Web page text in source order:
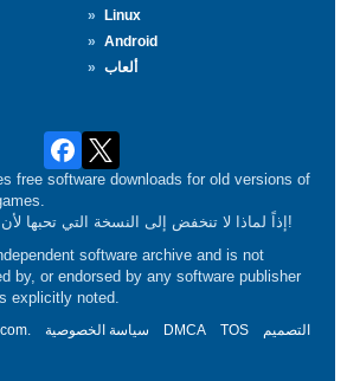
Linux
Android
ألعاب
free software downloads for old versions of
إذاً لماذا لا تنخفض إلى النسخة التي تحبها لأن الأحدث ليس دائماً أفضل!
software archive and is not
by, or endorsed by any software publisher
explicitly noted.
سياسة الخصوصية DMCA TOS
التصميم